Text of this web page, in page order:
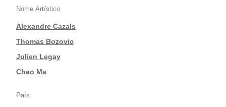
Nome Artístico
Alexandre Cazals
|Thomas Bozovic
|Julien Legay
|Chao Ma
País